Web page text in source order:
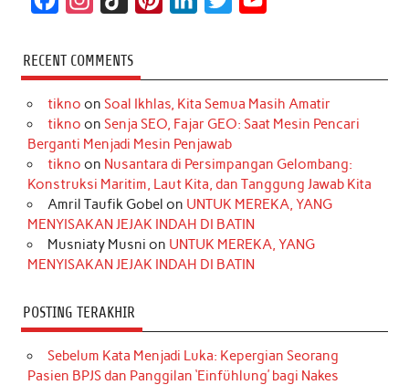
c
e
b
o
k
s
t
a
r
a
m
k
T
o
k
t
e
r
e
s
t
k
e
d
I
n
t
t
r
T
u
e
RECENT COMMENTS
tikno on Soal Ikhlas, Kita Semua Masih Amatir
tikno on Senja SEO, Fajar GEO: Saat Mesin Pencari
Berganti Menjadi Mesin Penjawab
tikno on Nusantara di Persimpangan Gelombang:
Konstruksi Maritim, Laut Kita, dan Tanggung Jawab Kita
Amril Taufik Gobel on UNTUK MEREKA, YANG
MENYISAKAN JEJAK INDAH DI BATIN
Musniaty Musni on UNTUK MEREKA, YANG
MENYISAKAN JEJAK INDAH DI BATIN
POSTING TERAKHIR
Sebelum Kata Menjadi Luka: Kepergian Seorang
Pasien BPJS dan Panggilan ‘Einfühlung’ bagi Nakes